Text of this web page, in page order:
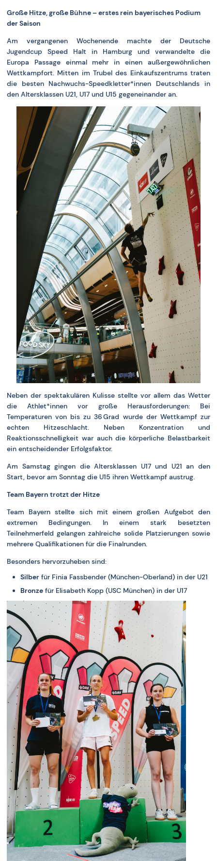
Große Hitze, große Bühne – erstes rein bayerisches Podium
der Saison
Am vergangenen Wochenende machte der Deutsche
Jugendcup Speed Halt in Hamburg und verwandelte die
Europa Passage einmal mehr in einen außergewöhnlichen
Wettkampfort. Mitten im Trubel des Einkaufszentrums traten
die besten Nachwuchs-Speedkletter*innen Deutschlands in
den Altersklassen U21, U17 und U15 gegeneinander an.
Neben der spektakulären Kulisse stellte vor allem das Wetter
die Athlet*innen vor große Herausforderungen: Bei
Temperaturen von bis zu 36 Grad wurde der Wettkampf zur
echten Hitzeschlacht. Neben Konzentration und
Reaktionsschnelligkeit war auch die körperliche Belastbarkeit
ein entscheidender Erfolgsfaktor.
Am Samstag gingen die Altersklassen U17 und U21 an den
Start, bevor am Sonntag die U15 ihren Wettkampf austrug.
Team Bayern trotzt der Hitze
Team Bayern stellte sich mit einem großen Aufgebot den
extremen Bedingungen. In einem stark besetzten
Teilnehmerfeld gelangen zahlreiche solide Platzierungen sowie
mehrere Qualifikationen für die Finalrunden.
Besonders hervorzuheben sind:
Silber für Finia Fassbender (München-Oberland) in der U21
Bronze für Elisabeth Kopp (USC München) in der U17